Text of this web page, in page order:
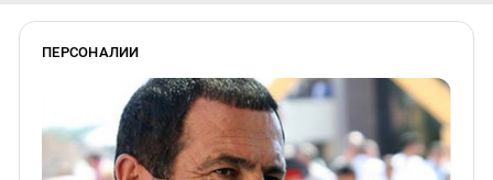
ПЕРСОНАЛИИ